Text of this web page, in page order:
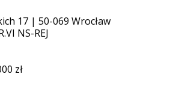
17 | 50-069 Wrocław
NS-REJ
zł